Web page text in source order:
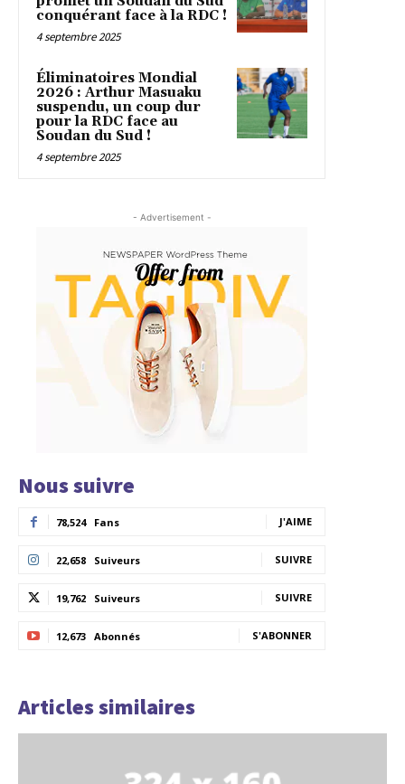
conquérant face à la RDC !
4 septembre 2025
Éliminatoires Mondial
2026 : Arthur Masuaku
suspendu, un coup dur
pour la RDC face au
Soudan du Sud !
4 septembre 2025
- Advertisement -
Nous suivre
78,524 Fans J'AIME
22,658 Suiveurs SUIVRE
19,762 Suiveurs SUIVRE
12,673 Abonnés S'ABONNER
Articles similaires